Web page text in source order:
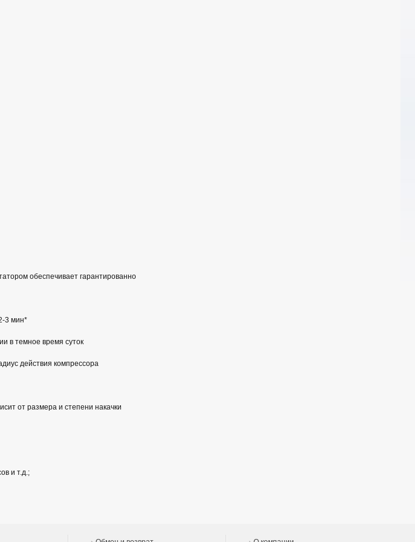
обеспечивает гарантированно
3 мин*
в темное время суток
действия компрессора
от размера и степени накачки
и т.д.;